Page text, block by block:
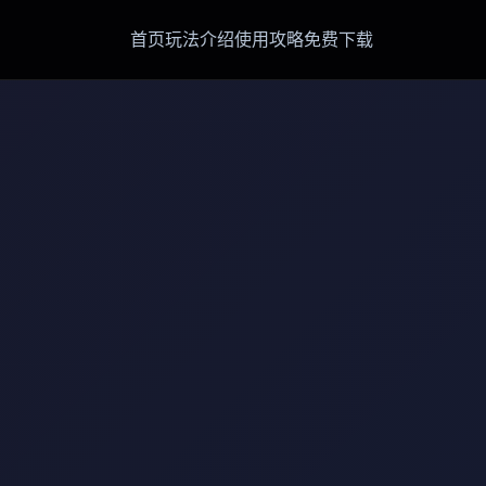
首页玩法介绍使用攻略免费下载